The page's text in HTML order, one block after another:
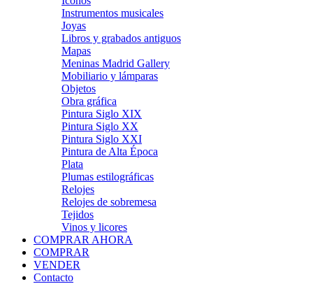
Instrumentos musicales
Joyas
Libros y grabados antiguos
Mapas
Meninas Madrid Gallery
Mobiliario y lámparas
Objetos
Obra gráfica
Pintura Siglo XIX
Pintura Siglo XX
Pintura Siglo XXI
Pintura de Alta Época
Plata
Plumas estilográficas
Relojes
Relojes de sobremesa
Tejidos
Vinos y licores
COMPRAR AHORA
COMPRAR
VENDER
Contacto